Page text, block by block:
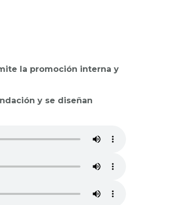
la promoción interna y
y se diseñan